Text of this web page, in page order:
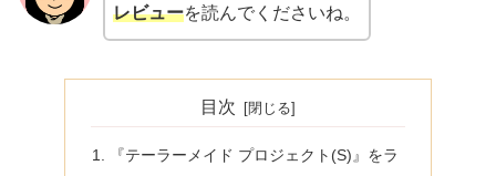
レビューを読んでくださいね。
目次
『テーラーメイド プロジェクト(S)』をラ